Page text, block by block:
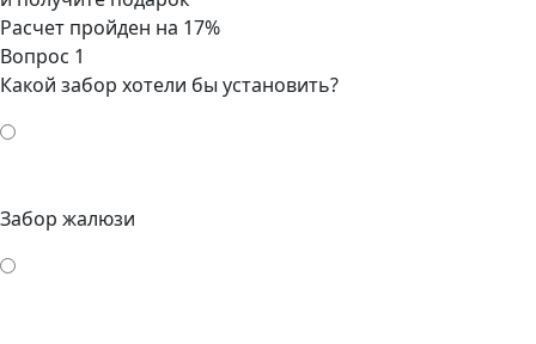
Расчет пройден на 17%
Вопрос 1
Какой забор хотели бы установить?
Забор жалюзи